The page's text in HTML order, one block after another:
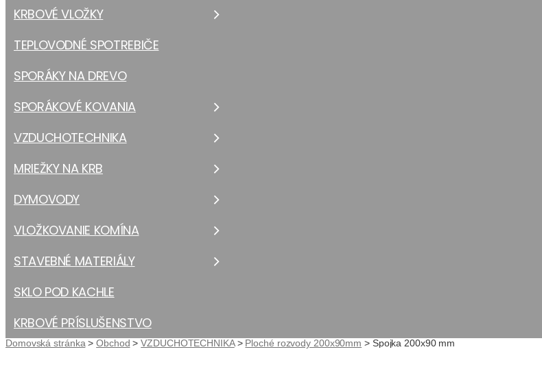
KRBOVÉ VLOŽKY
TEPLOVODNÉ SPOTREBIČE
SPORÁKY NA DREVO
SPORÁKOVÉ KOVANIA
VZDUCHOTECHNIKA
MRIEŽKY NA KRB
DYMOVODY
VLOŽKOVANIE KOMÍNA
STAVEBNÉ MATERIÁLY
SKLO POD KACHLE
KRBOVÉ PRÍSLUŠENSTVO
Domovská stránka>Obchod >VZDUCHOTECHNIKA> Ploché rozvody 200x90mm > Spojka 200x90 mm